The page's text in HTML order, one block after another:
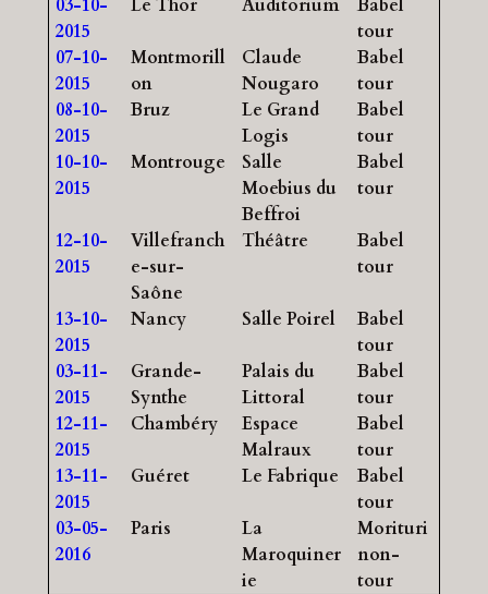
03-10-
2015
Le Thor Auditorium
Babel
tour
07-10-
2015
Montmorill
on
Claude
Nougaro
Babel
tour
08-10-
2015
Bruz
Le Grand
Logis
Babel
tour
10-10-
2015
Montrouge
Salle
Moebius du
Beffroi
Babel
tour
12-10-
2015
Villefranch
e-sur-
Saône
Théâtre
Babel
tour
13-10-
2015
Nancy Salle Poirel
Babel
tour
03-11-
2015
Grande-
Synthe
Palais du
Littoral
Babel
tour
12-11-
2015
Chambéry
Espace
Malraux
Babel
tour
13-11-
2015
Guéret Le Fabrique
Babel
tour
03-05-
2016
Paris
La
Maroquiner
ie
Morituri
non-
tour